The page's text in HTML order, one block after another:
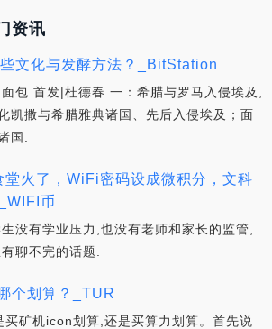
资讯
文化与发酵方法？_BitStation
包 首发|杜德春 一：希腊与罗马入侵埃及,
凯撒与希腊雅典诸国、先后入侵埃及；面
国.
火了，WiFi密码设成微积分，文科
币
没有学业压力,也没有老师和家长的监管,
聊不完的话题.
个划算？_TUR
矿机icon划算,还是买算力划算。首先说